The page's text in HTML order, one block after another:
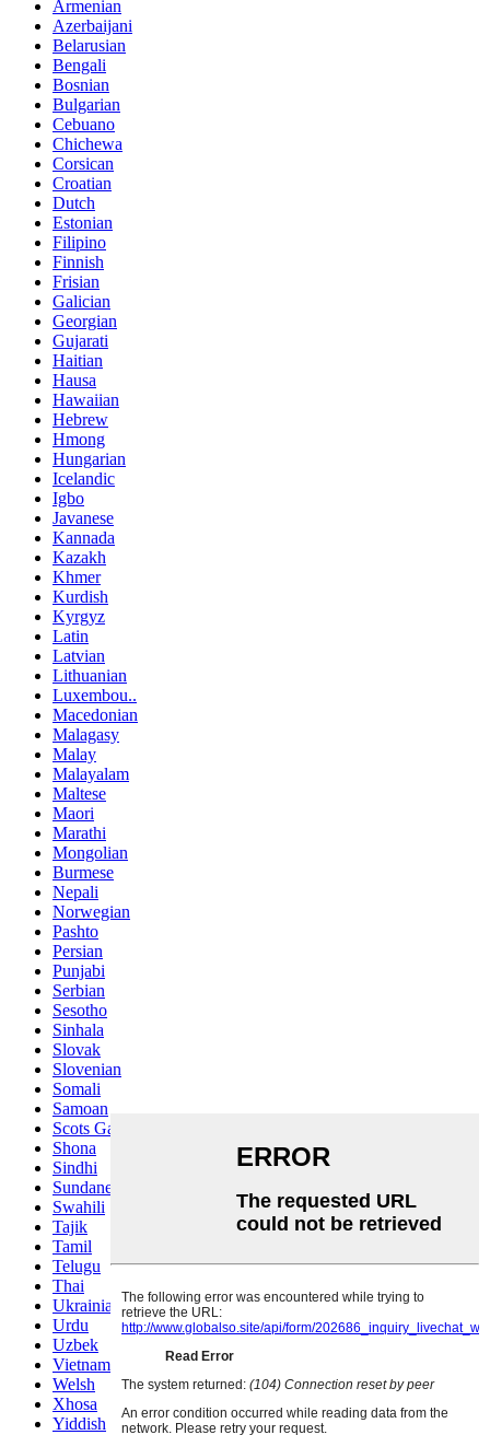
Armenian
Azerbaijani
Belarusian
Bengali
Bosnian
Bulgarian
Cebuano
Chichewa
Corsican
Croatian
Dutch
Estonian
Filipino
Finnish
Frisian
Galician
Georgian
Gujarati
Haitian
Hausa
Hawaiian
Hebrew
Hmong
Hungarian
Icelandic
Igbo
Javanese
Kannada
Kazakh
Khmer
Kurdish
Kyrgyz
Latin
Latvian
Lithuanian
Luxembou..
Macedonian
Malagasy
Malay
Malayalam
Maltese
Maori
Marathi
Mongolian
Burmese
Nepali
Norwegian
Pashto
Persian
Punjabi
Serbian
Sesotho
Sinhala
Slovak
Slovenian
Somali
Samoan
Scots Gaelic
Shona
Sindhi
Sundanese
Swahili
Tajik
Tamil
Telugu
Thai
Ukrainian
Urdu
Uzbek
Vietnamese
Welsh
Xhosa
Yiddish